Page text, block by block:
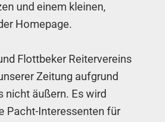
und einem kleinen,
Homepage.
Flottbeker Reitervereins
Zeitung aufgrund
nicht äußern. Es wird
Pacht-Interessenten für